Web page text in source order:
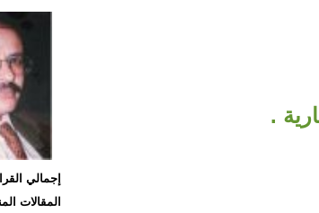
.
إجمالي القراءات:
المقالات